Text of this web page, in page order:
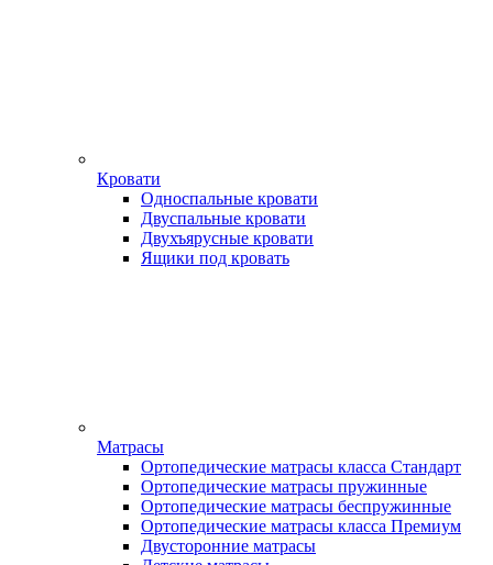
Кровати
Односпальные кровати
Двуспальные кровати
Двухъярусные кровати
Ящики под кровать
Матрасы
Ортопедические матрасы класса Стандарт
Ортопедические матрасы пружинные
Ортопедические матрасы беспружинные
Ортопедические матрасы класса Премиум
Двусторонние матрасы